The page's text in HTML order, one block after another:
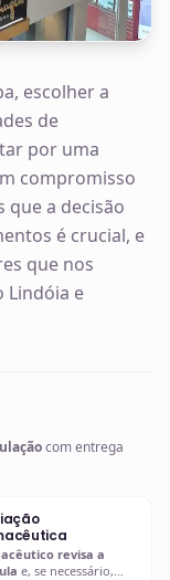
escolher a
de
por uma
compromisso
que a decisão
é crucial, e
que nos
Lindóia e
com entrega
revisa a
e, se necessário,